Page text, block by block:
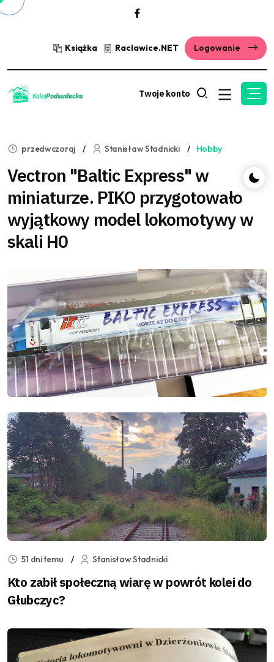
Książka Raclawice.NET Logowanie
Twoje konto
przedwczoraj Stanisław Stadnicki Hobby
Vectron "Baltic Express" w
miniaturze. PIKO przygotowało
wyjątkowy model lokomotywy w
skali H0
51 dni temu Stanisław Stadnicki
Kto zabił społeczną wiarę w powrót kolei do
Głubczyc?